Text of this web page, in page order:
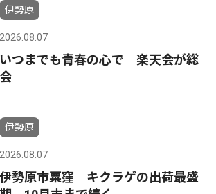
伊勢原
2026.08.07
いつまでも青春の心で 楽天会が総
会
伊勢原
2026.08.07
伊勢原市粟窪 キクラゲの出荷最盛